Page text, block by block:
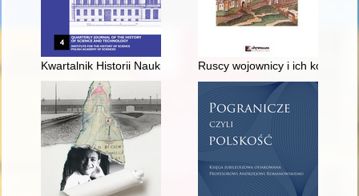
Kwartalnik Historii Nauki i Techniki. T. 67, nr 4 (2022)
Ruscy wojownicy i ich kobiety